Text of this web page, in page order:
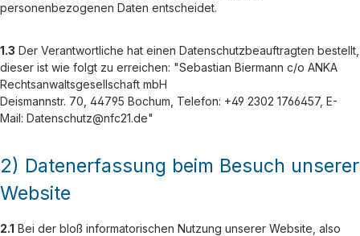
personenbezogenen Daten entscheidet.
1.3 Der Verantwortliche hat einen Datenschutzbeauftragten bestellt,
dieser ist wie folgt zu erreichen: "Sebastian Biermann c/o ANKA
Rechtsanwaltsgesellschaft mbH
Deismannstr. 70, 44795 Bochum, Telefon: +49 2302 1766457, E-
Mail: Datenschutz@nfc21.de"
2) Datenerfassung beim Besuch unserer
Website
2.1 Bei der bloß informatorischen Nutzung unserer Website, also